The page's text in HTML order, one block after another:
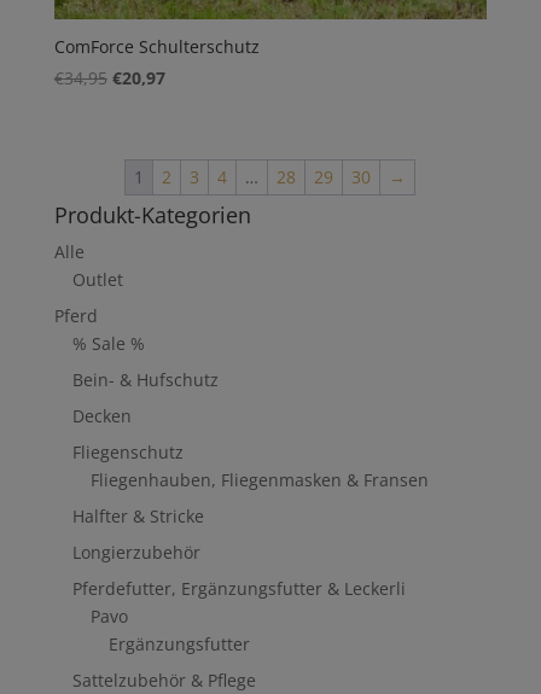
ComForce Schulterschutz
€34,95 Ursprünglicher
€34,95
€20,97Aktueller
€20,97.
1 2 3 4 … 28 29 30 →
Produkt-Kategorien
Alle
Outlet
Pferd
% Sale %
Bein- & Hufschutz
Decken
Fliegenschutz
Fliegenhauben, Fliegenmasken & Fransen
Halfter & Stricke
Longierzubehör
Pferdefutter, Ergänzungsfutter & Leckerli
Pavo
Ergänzungsfutter
Sattelzubehör & Pflege